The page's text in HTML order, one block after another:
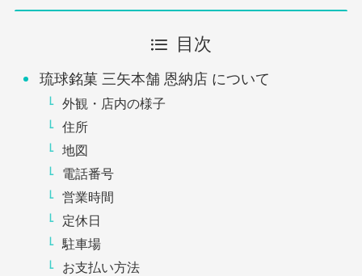
目次
琉球銘菓 三矢本舗 恩納店 について
外観・店内の様子
住所
地図
電話番号
営業時間
定休日
駐車場
お支払い方法